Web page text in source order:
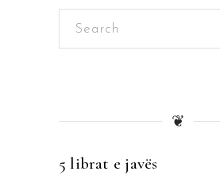
Search
❦
5 librat e javës